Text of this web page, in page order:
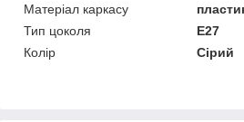
Матеріал каркасу
Тип цоколя
E27
Колір
Сірий